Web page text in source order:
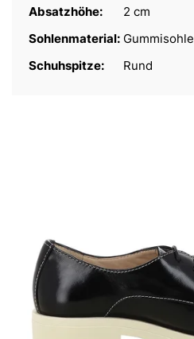
Absatzhöhe:
2 cm
Sohlenmaterial: Gummisohle
Schuhspitze:
Rund